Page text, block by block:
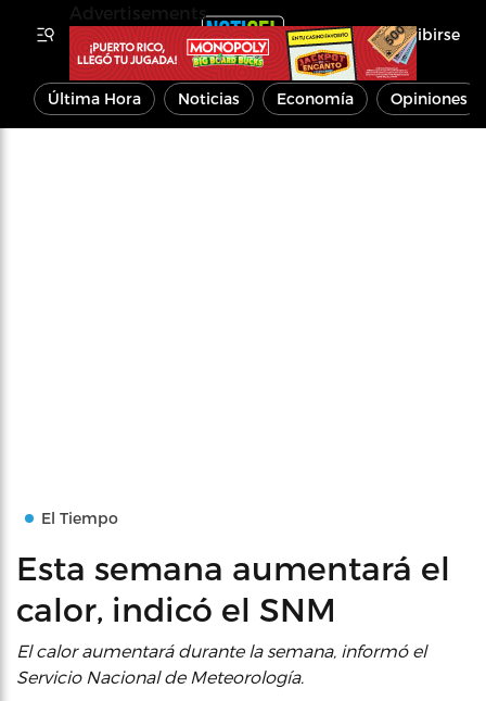
Inscribirse
Última Hora Noticias Economía Opiniones
El Tiempo
Esta semana aumentará el
calor, indicó el SNM
El calor aumentará durante la semana, informó el
Servicio Nacional de Meteorología.
Advertisements